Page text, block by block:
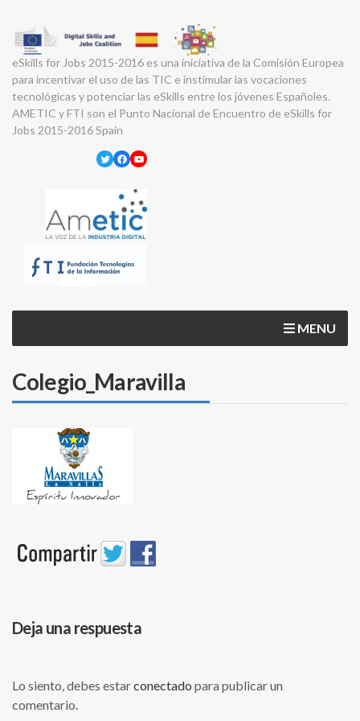
eSkills for Jobs 2015-2016 es una iniciativa de la Comisión Europea
para incentivar el uso de las TIC e instimular las vocaciones
tecnológicas y potenciar las eSkills entre los jóvenes Españoles.
AMETIC y FTI son el Punto Nacional de Encuentro de eSkills for
Jobs 2015-2016 Spain
Twitter
Facebook
YouTube
MENU
Colegio_Maravilla
Deja una respuesta
Lo siento, debes estarconectado para publicar un
comentario.